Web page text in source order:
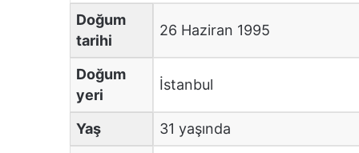
Doğum
tarihi
26 Haziran 1995
Doğum
yeri
İstanbul
Yaş
31 yaşında